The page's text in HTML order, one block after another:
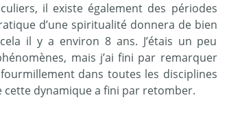
il existe également des périodes
d’une spiritualité donnera de bien
il y a environ 8 ans. J’étais un peu
mais j’ai fini par remarquer
dans toutes les disciplines
cette dynamique a fini par retomber.